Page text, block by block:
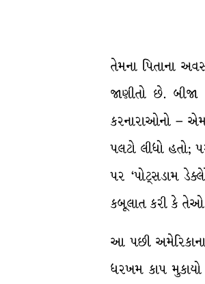
તેમના પિતાના
જાણીતો છે.
કરનારાઓનો – એમ
પલટો લીધો હતો;
પર ‘પોટ્સડામ
કબૂલાત કરી કે તેઓ
આ પછી
ધરખમ કાપ મુકાયો